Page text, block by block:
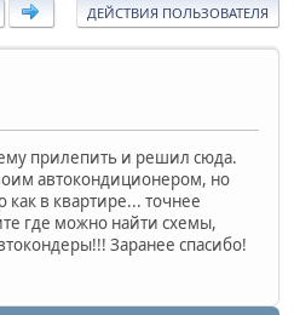
ДЕЙСТВИЯ ПОЛЬЗОВАТЕЛЯ
прилепить и решил сюда.
автокондиционером, но
как в квартире... точнее
где можно найти схемы,
Заранее спасибо!